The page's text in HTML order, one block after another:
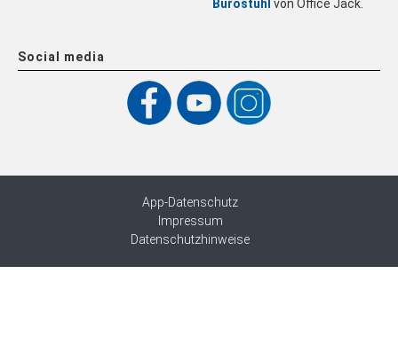
Bürostuhl von Office Jack.
Social media
App-Datenschutz
Impressum
Datenschutzhinweise